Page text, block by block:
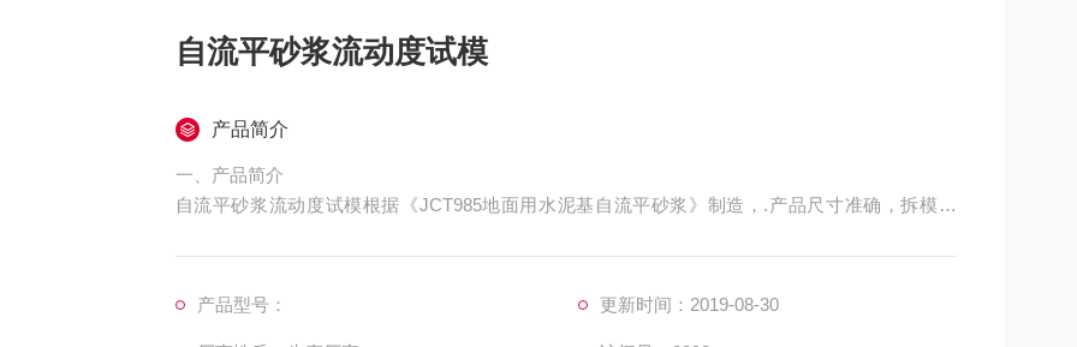
自流平砂浆流动度试模
产品简介
一、产品简介
自流平砂浆流动度试模根据《JCT985地面用水泥基自流平砂浆》制造，.产品尺寸准确，拆模方
便，结实耐用。由大型精密车床，经多道工艺，严格按相关规范生产而成。具有制作精良、品种齐
产品型号： 更新时间：2019-08-30